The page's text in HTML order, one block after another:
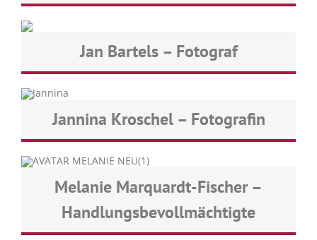
Jan Bartels – Fotograf
Jannina Kroschel – Fotografin
Melanie Marquardt-Fischer –
Handlungsbevollmächtigte